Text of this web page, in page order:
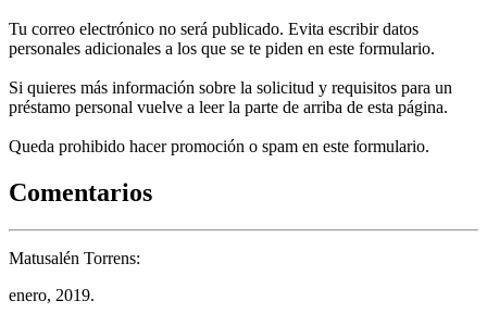
Tu correo electrónico no será publicado. Evita escribir datos
personales adicionales a los que se te piden en este formulario.
Si quieres más información sobre la solicitud y requisitos para un
préstamo personal vuelve a leer la parte de arriba de esta página.
Queda prohibido hacer promoción o spam en este formulario.
Comentarios
Matusalén Torrens:
enero, 2019.